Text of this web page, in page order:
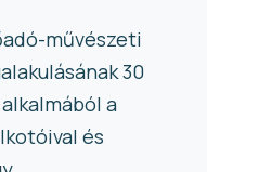
művészeti
30
a
és